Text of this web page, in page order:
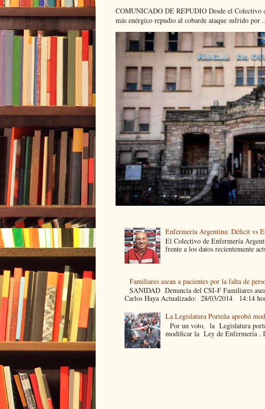
COMUNICADO DE REPUDIO Desde el Colectivo
más enérgico repudio al cobarde ataque sufrido por
Enfermería Argentina: Déficit vs
El Colectivo de Enfermería
frente a los datos recientemente
Familiares asean a pacientes por la falta de
SANIDAD Denuncia del CSI-F Familiares
Carlos Haya Actualizado: 28/03/2014 14:14
La Legislatura Porteña aprobó
Por un voto, la Legislatura
modificar la Ley de Enfermería .